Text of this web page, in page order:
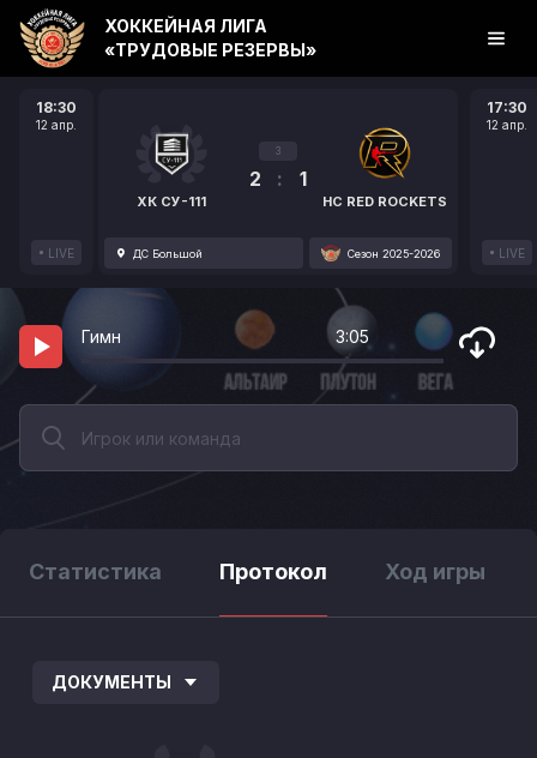
18:30
12 апр.
LIVE
ХК СУ-111
3
2 : 1
HC RED ROCKETS
ДС Большой Сезон 2025-2026
17:30
12 апр.
LIVE
ХОККЕЙНАЯ ЛИГА
«ТРУДОВЫЕ РЕЗЕРВЫ»
Гимн 3:05
Статистика Протокол Ход игры
ДОКУМЕНТЫ